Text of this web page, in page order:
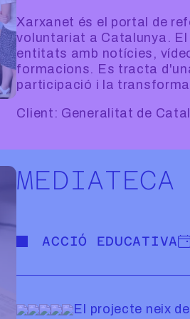
Xarxanet és el portal de
voluntariat a Catalunya.
entitats amb notícies,
formacions. Es tracta
participació i la
Client: Generalitat de
MEDIATECA
ACCIÓ EDUCATIVA
El projecte neix